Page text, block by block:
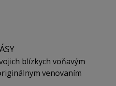
blízkych voňavým
venovaním